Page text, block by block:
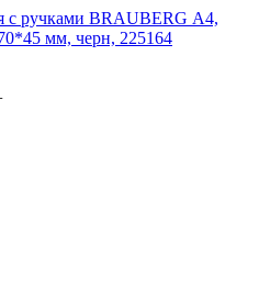
с ручками BRAUBERG А4,
мм, черн, 225164